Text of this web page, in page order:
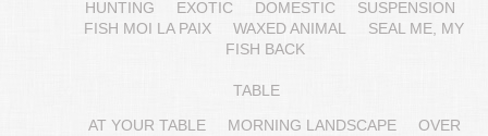
HUNTING EXOTIC DOMESTIC
SUSPENSION
FISH MOI LA PAIX
WAXED ANIMAL
SEAL ME, MY
FISH BACK
TABLE
AT YOUR TABLE MORNING LANDSCAPE
OVER